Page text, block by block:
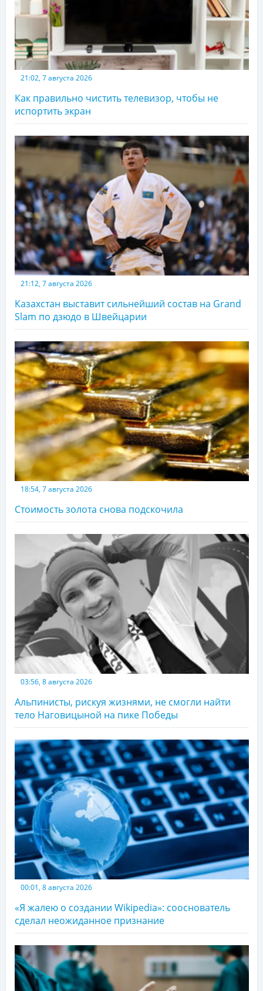
21:02, 7 августа 2026
Как правильно чистить телевизор, чтобы не
испортить экран
21:12, 7 августа 2026
Казахстан выставит сильнейший состав на Grand
Slam по дзюдо в Швейцарии
18:54, 7 августа 2026
Стоимость золота снова подскочила
03:56, 8 августа 2026
Альпинисты, рискуя жизнями, не смогли найти
тело Наговицыной на пике Победы
00:01, 8 августа 2026
«Я жалею о создании Wikipedia»: сооснователь
сделал неожиданное признание